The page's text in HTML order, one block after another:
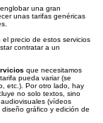
una gran
unas tarifas genéricas
precio de estos servicios
contratar a un
que necesitamos
pueda variar (se
etc.). Por otro lado, hay
no solo textos, sino
(vídeos
diseño gráfico y edición de